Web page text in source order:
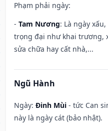
Phạm phải ngày:
- Tam Nương: Là ngày
trọng đại như khai trương,
sửa chữa hay cất nhà,...
Ngũ Hành
Ngày: Đinh Mùi - tức Can
này là ngày cát (bảo nhật).